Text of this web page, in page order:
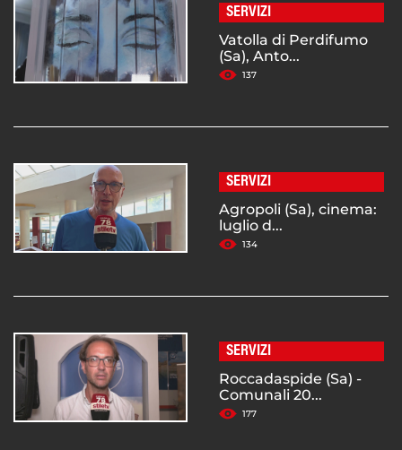
SERVIZI
Vatolla di Perdifumo
(Sa), Anto...
137
SERVIZI
Agropoli (Sa), cinema:
luglio d...
134
SERVIZI
Roccadaspide (Sa) -
Comunali 20...
177